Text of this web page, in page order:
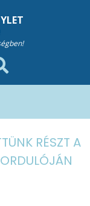
RÉSZT A